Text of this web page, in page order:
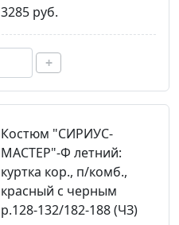
3285 руб.
+
Костюм "СИРИУС-
МАСТЕР"-Ф летний:
куртка кор., п/комб.,
красный с черным
р.128-132/182-188 (ЧЗ)